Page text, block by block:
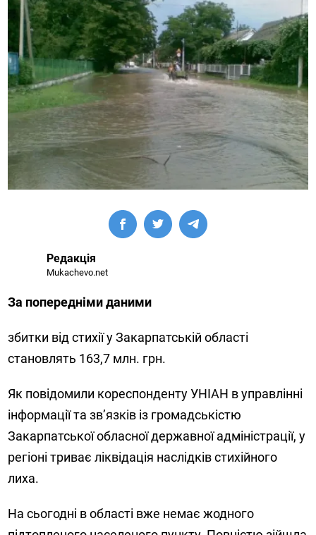
Редакція
Mukachevo.net
За попередніми даними
збитки від стихії у Закарпатській області
становлять 163,7 млн. грн.
Як повідомили кореспонденту УНІАН в управлінні
інформації та зв’язків із громадськістю
Закарпатської обласної державної адміністрації, у
регіоні триває ліквідація наслідків стихійного
лиха.
На сьогодні в області вже немає жодного